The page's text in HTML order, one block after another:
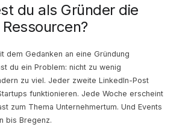
du als Gründer die
dem Gedanken an eine Gründung
du ein Problem: nicht zu wenig
zu viel. Jeder zweite LinkedIn-Post
funktionieren. Jede Woche erscheint
zum Thema Unternehmertum. Und Events
bis Bregenz.